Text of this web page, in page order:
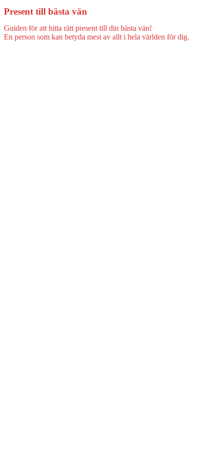
Present till bästa vän
Guiden för att hitta rätt present till din bästa vän!
En person som kan betyda mest av allt i hela världen för dig.